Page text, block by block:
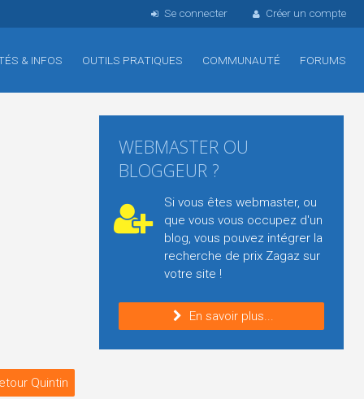
Se connecter Créer un compte
& INFOS OUTILS PRATIQUES COMMUNAUTÉ FORUMS
Quintin
WEBMASTER OU
BLOGGEUR ?
Si vous êtes webmaster, ou
que vous vous occupez d'un
blog, vous pouvez intégrer la
recherche de prix Zagaz sur
votre site !
En savoir plus...